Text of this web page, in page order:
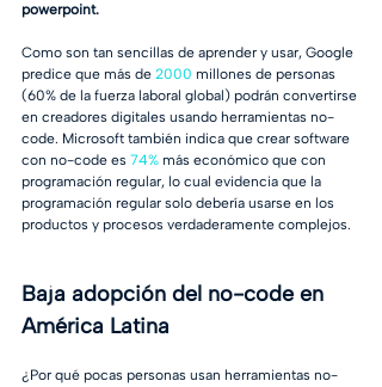
powerpoint.
Como son tan sencillas de aprender y usar, Google
predice que más de 2000 millones de personas
(60% de la fuerza laboral global) podrán convertirse
en creadores digitales usando herramientas no-
code. Microsoft también indica que crear software
con no-code es 74% más económico que con
programación regular, lo cual evidencia que la
programación regular solo debería usarse en los
productos y procesos verdaderamente complejos.
Baja adopción del no-code en
América Latina
¿Por qué pocas personas usan herramientas no-